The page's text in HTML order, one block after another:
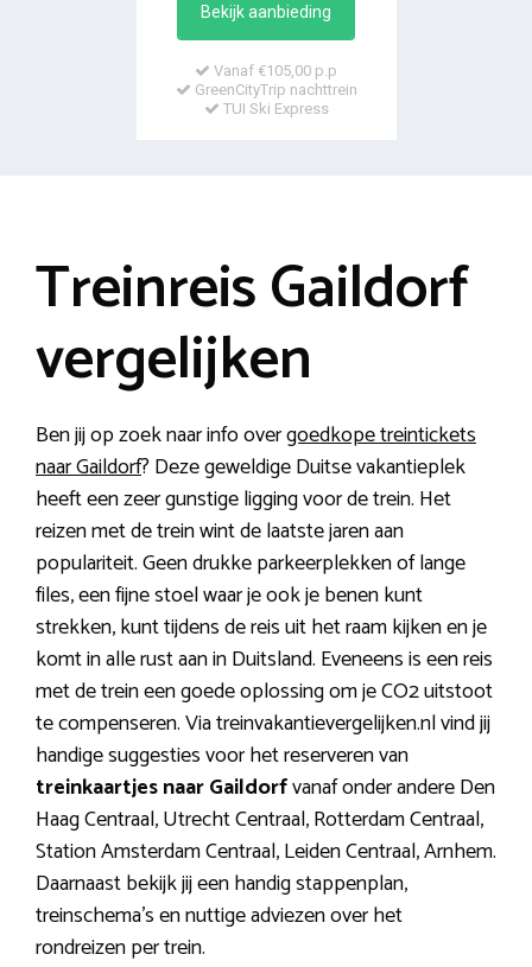
Bekijk aanbieding
Vanaf €105,00 p.p
GreenCityTrip nachttrein
TUI Ski Express
Treinreis Gaildorf
vergelijken
Ben jij op zoek naar info overgoedkope treintickets
naar Gaildorf? Deze geweldige Duitse vakantieplek
heeft een zeer gunstige ligging voor de trein. Het
reizen met de trein wint de laatste jaren aan
populariteit. Geen drukke parkeerplekken of lange
files, een fijne stoel waar je ook je benen kunt
strekken, kunt tijdens de reis uit het raam kijken en je
komt in alle rust aan in Duitsland. Eveneens is een reis
met de trein een goede oplossing om je CO2 uitstoot
te compenseren. Via treinvakantievergelijken.nl vind jij
handige suggesties voor het reserveren van
treinkaartjes naar Gaildorfvanaf onder andere Den
Haag Centraal, Utrecht Centraal, Rotterdam Centraal,
Station Amsterdam Centraal, Leiden Centraal, Arnhem.
Daarnaast bekijk jij een handig stappenplan,
treinschema’s en nuttige adviezen over het
rondreizen per trein.